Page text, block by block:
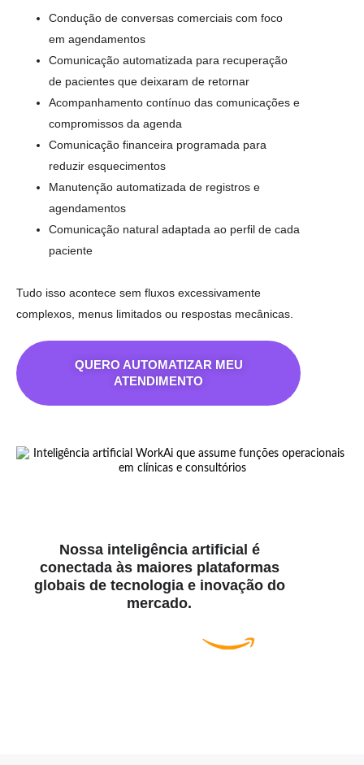
Condução de conversas comerciais com foco
em agendamentos
Comunicação automatizada para recuperação
de pacientes que deixaram de retornar
Acompanhamento contínuo das comunicações e
compromissos da agenda
Comunicação financeira programada para
reduzir esquecimentos
Manutenção automatizada de registros e
agendamentos
Comunicação natural adaptada ao perfil de cada
paciente
Tudo isso acontece sem fluxos excessivamente
complexos, menus limitados ou respostas mecânicas.
QUERO AUTOMATIZAR MEU
ATENDIMENTO
Nossa inteligência artificial é
conectada às maiores plataformas
globais de tecnologia e inovação do
mercado.